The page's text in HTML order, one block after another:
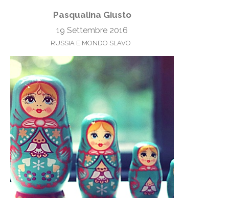
Pasqualina Giusto
19 Settembre 2016
RUSSIA E MONDO SLAVO